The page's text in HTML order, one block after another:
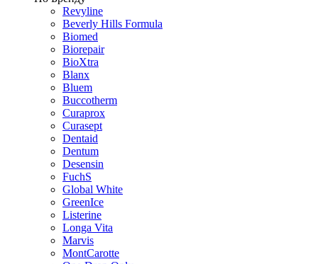
Revyline
Beverly Hills Formula
Biomed
Biorepair
BioXtra
Blanx
Bluem
Buccotherm
Curaprox
Curasept
Dentaid
Dentum
Desensin
FuchS
Global White
GreenIce
Listerine
Longa Vita
Marvis
MontCarotte